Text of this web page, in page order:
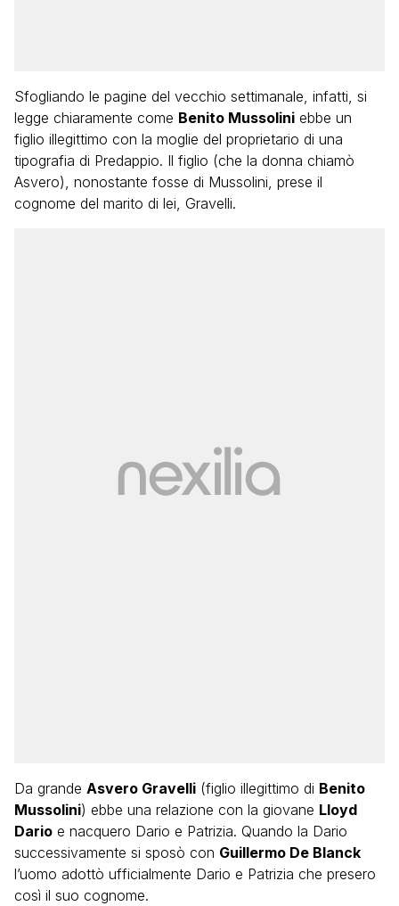
Sfogliando le pagine del vecchio settimanale, infatti, si
legge chiaramente come Benito Mussolini ebbe un
figlio illegittimo con la moglie del proprietario di una
tipografia di Predappio. Il figlio (che la donna chiamò
Asvero), nonostante fosse di Mussolini, prese il
cognome del marito di lei, Gravelli.
Da grande Asvero Gravelli (figlio illegittimo di Benito
Mussolini) ebbe una relazione con la giovane Lloyd
Dario e nacquero Dario e Patrizia. Quando la Dario
successivamente si sposò con Guillermo De Blanck
l’uomo adottò ufficialmente Dario e Patrizia che presero
così il suo cognome.